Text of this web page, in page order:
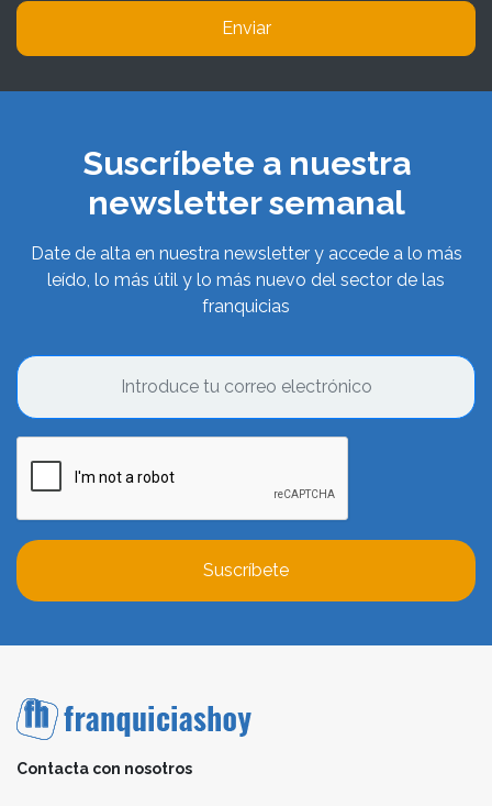
Enviar
Suscríbete a nuestra
newsletter semanal
Date de alta en nuestra newsletter y accede a lo más
leído, lo más útil y lo más nuevo del sector de las
franquicias
Suscríbete
Contacta con nosotros